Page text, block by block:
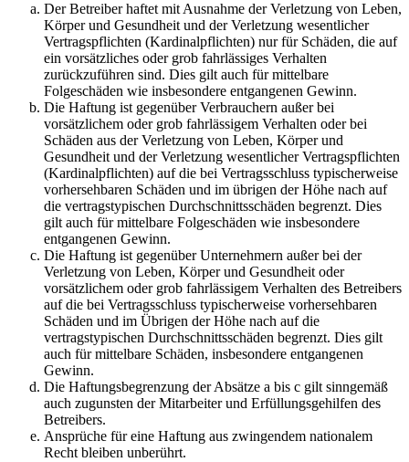
Der Betreiber haftet mit Ausnahme der Verletzung von Leben,
Körper und Gesundheit und der Verletzung wesentlicher
Vertragspflichten (Kardinalpflichten) nur für Schäden, die auf
ein vorsätzliches oder grob fahrlässiges Verhalten
zurückzuführen sind. Dies gilt auch für mittelbare
Folgeschäden wie insbesondere entgangenen Gewinn.
Die Haftung ist gegenüber Verbrauchern außer bei
vorsätzlichem oder grob fahrlässigem Verhalten oder bei
Schäden aus der Verletzung von Leben, Körper und
Gesundheit und der Verletzung wesentlicher Vertragspflichten
(Kardinalpflichten) auf die bei Vertragsschluss typischerweise
vorhersehbaren Schäden und im übrigen der Höhe nach auf
die vertragstypischen Durchschnittsschäden begrenzt. Dies
gilt auch für mittelbare Folgeschäden wie insbesondere
entgangenen Gewinn.
Die Haftung ist gegenüber Unternehmern außer bei der
Verletzung von Leben, Körper und Gesundheit oder
vorsätzlichem oder grob fahrlässigem Verhalten des Betreibers
auf die bei Vertragsschluss typischerweise vorhersehbaren
Schäden und im Übrigen der Höhe nach auf die
vertragstypischen Durchschnittsschäden begrenzt. Dies gilt
auch für mittelbare Schäden, insbesondere entgangenen
Gewinn.
Die Haftungsbegrenzung der Absätze a bis c gilt sinngemäß
auch zugunsten der Mitarbeiter und Erfüllungsgehilfen des
Betreibers.
Ansprüche für eine Haftung aus zwingendem nationalem
Recht bleiben unberührt.